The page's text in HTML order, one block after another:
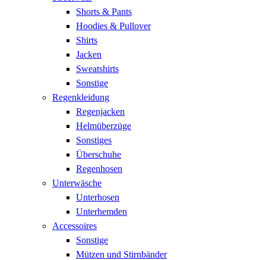
Shorts & Pants
Hoodies & Pullover
Shirts
Jacken
Sweatshirts
Sonstige
Regenkleidung
Regenjacken
Helmüberzüge
Sonstiges
Überschuhe
Regenhosen
Unterwäsche
Unterhosen
Unterhemden
Accessoires
Sonstige
Mützen und Stirnbänder